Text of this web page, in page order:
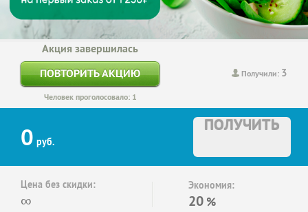
Получили: 3
Акция завершилась
ПОВТОРИТЬ АКЦИЮ
Человек проголосовало: 1
0 руб.
ПОЛУЧИТЬ
Цена без скидки:
∞
Экономия:
20 %